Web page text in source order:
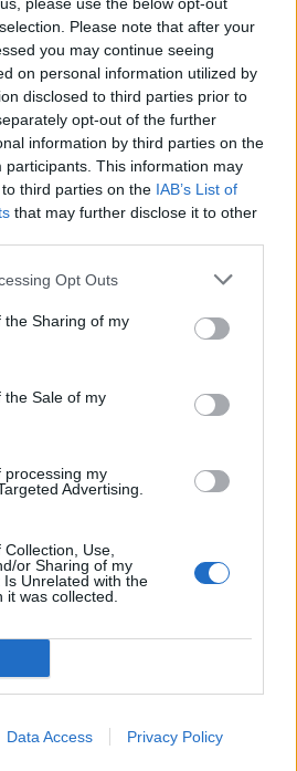
Please note that after your
you may continue seeing
on personal information utilized by
disclosed to third parties prior to
opt-out of the further
information by third parties on the
participants. This information may
third parties on the IAB’s List of
that may further disclose it to other
Opt Outs
the Sharing of my
the Sale of my
processing my
Advertising.
Use,
or Sharing of my
Unrelated with the
was collected.
Data Access Privacy Policy